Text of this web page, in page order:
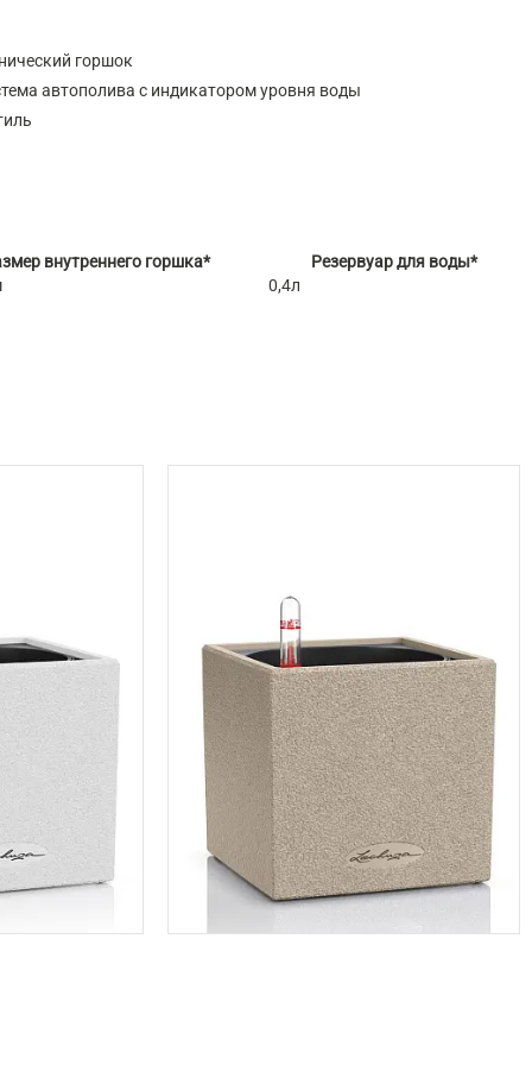
горшок
автополива с индикатором уровня воды
внутреннего горшка*
Резервуар для воды*
0,4л